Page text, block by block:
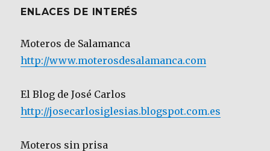
ENLACES DE INTERÉS
Moteros de Salamanca
http://www.moterosdesalamanca.com
El Blog de José Carlos
http://josecarlosiglesias.blogspot.com.es
Moteros sin prisa